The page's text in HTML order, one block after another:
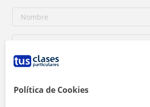
Política de Cookies